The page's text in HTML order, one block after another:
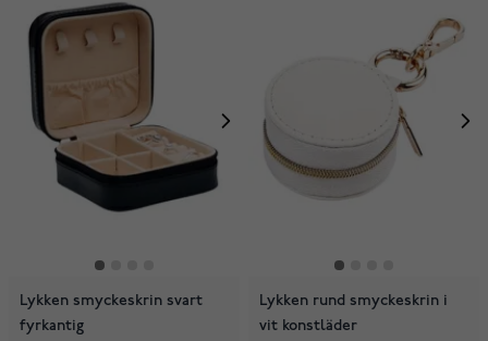
Lykken smyckeskrin svart
fyrkantig
Lykken rund smyckeskrin i
vit konstläder